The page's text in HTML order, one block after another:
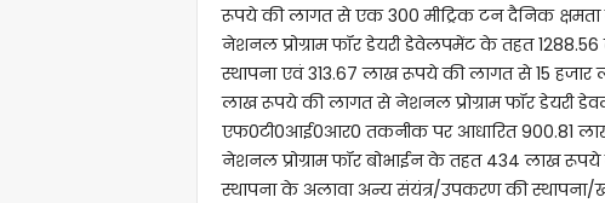
रूपये की लागत से एक 300 मीट्रिक टन दैनिक क्षमता
नेशनल प्रोग्राम फॉर डेयरी डेवेलपमेंट के तहत
स्थापना एवं 313.67 लाख रूपये की लागत से 15 हजार
लाख रूपये की लागत से नेशनल प्रोग्राम फॉर डेयरी
एफ0टी0आई0आर0 तकनीक पर आधारित 900.81
नेशनल प्रोग्राम फॉर बोभाईन के तहत 434 लाख रूपये
स्थापना के अलावा अन्य संयंत्र/उपकरण की स्थापना/